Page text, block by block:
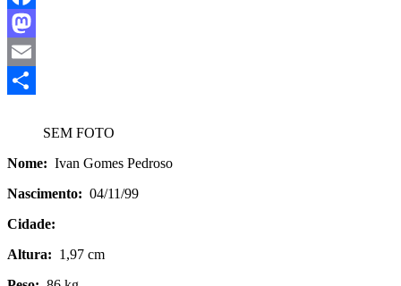
Facebook
Mastodon
Email
SEM FOTO
Nome: Ivan Gomes Pedroso
Nascimento: 04/11/99
Cidade:
Altura: 1,97 cm